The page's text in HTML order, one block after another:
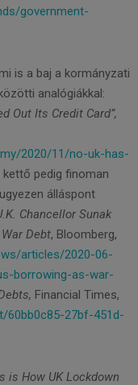
government-
is a baj a kormányzati
analógiákkal:
Out Its Credit Card”,
2020/11/no-uk-has-
kettő pedig finoman
álláspont
Chancellor Sunak
Debt, Bloomberg,
articles/2020-06-
borrowing-as-war-
Financial Times,
60bb0c85-27bf-451d-
is How UK Lockdown